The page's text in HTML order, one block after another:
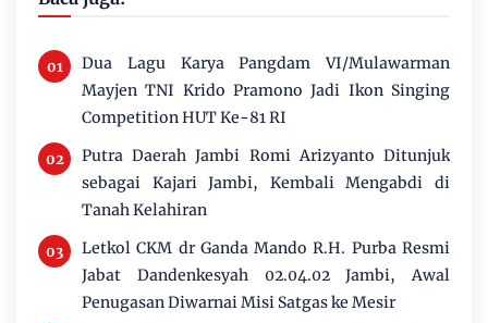
Dua Lagu Karya Pangdam VI/Mulawarman
Mayjen TNI Krido Pramono Jadi Ikon Singing
Competition HUT Ke-81 RI
Putra Daerah Jambi Romi Arizyanto Ditunjuk
sebagai Kajari Jambi, Kembali Mengabdi di
Tanah Kelahiran
Letkol CKM dr Ganda Mando R.H. Purba Resmi
Jabat Dandenkesyah 02.04.02 Jambi, Awal
Penugasan Diwarnai Misi Satgas ke Mesir